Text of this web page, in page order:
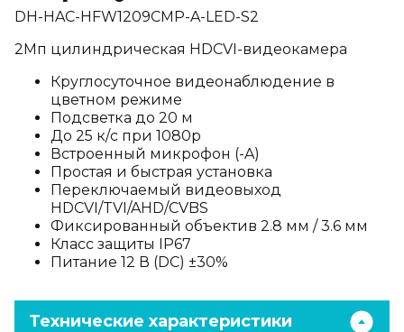
DH-HAC-HFW1209CMP-A-LED-S2
2Мп цилиндрическая HDCVI-видеокамера
Круглосуточное видеонаблюдение в
цветном режиме
Подсветка до 20 м
До 25 к/с при 1080p
Встроенный микрофон (-A)
Простая и быстрая установка
Переключаемый видеовыход
HDCVI/TVI/AHD/CVBS
Фиксированный объектив 2.8 мм / 3.6 мм
Класс защиты IP67
Питание 12 В (DC) ±30%
Технические характеристики